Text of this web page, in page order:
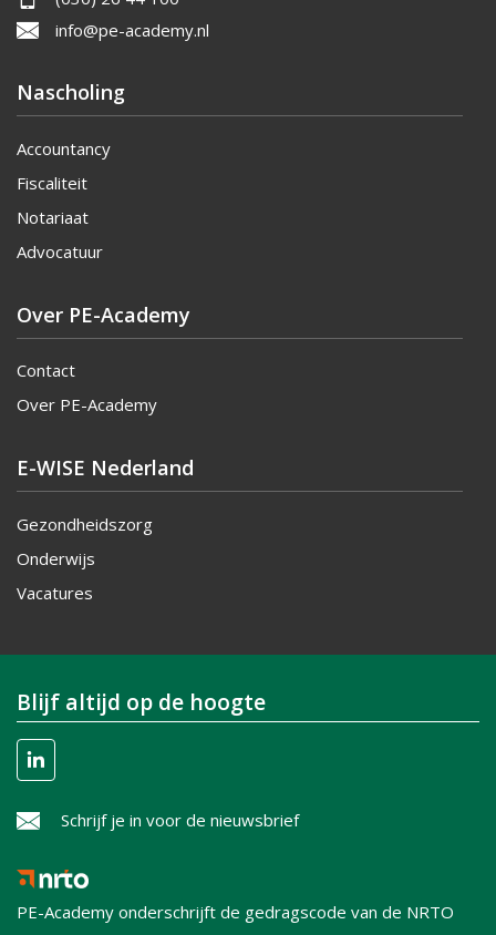
info@pe-academy.nl
Nascholing
Accountancy
Fiscaliteit
Notariaat
Advocatuur
Over PE-Academy
Contact
Over PE-Academy
E-WISE Nederland
Gezondheidszorg
Onderwijs
Vacatures
Blijf altijd op de hoogte
Schrijf je in voor de nieuwsbrief
PE-Academy onderschrijft de gedragscode van de NRTO